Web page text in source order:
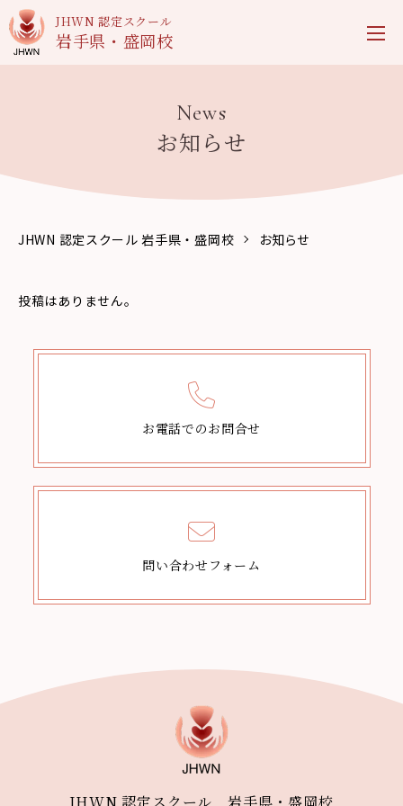
JHWN 認定スクール
岩手県・盛岡校
News
お知らせ
JHWN 認定スクール 岩手県・盛岡校 お知らせ
投稿はありません。
お電話でのお問合せ
問い合わせフォーム